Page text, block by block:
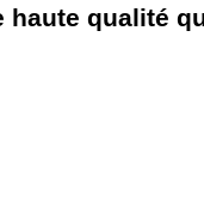
haute qualité